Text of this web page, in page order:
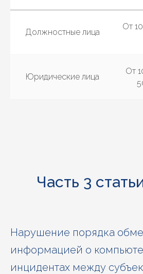
Должностные лица
От
Юридические лица
От
Часть 3
Нарушение порядка
информацией о
инцидентах между